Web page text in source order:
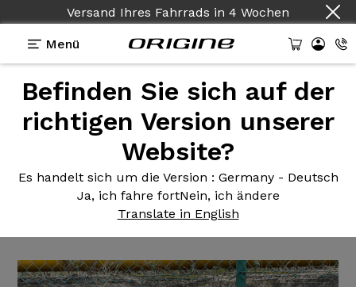
Versand Ihres Fahrrads in 4 Wochen
Menü
Befinden Sie sich auf der
richtigen Version unserer
Website?
Es handelt sich um die Version : Germany - Deutsch
Ja, ich fahre fortNein, ich ändere
Translate in English
Erfahrungsberichte >Fraxion GTR - Shimano
Fraxion GTR- Shimano
Ultegra Di2 12v - Prymahl
Orion C35Pro